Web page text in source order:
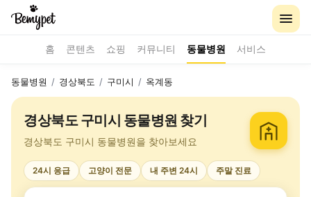
홈 콘텐츠 쇼핑 커뮤니티 동물병원 서비스
동물병원 / 경상북도 / 구미시 / 옥계동
경상북도 구미시 동물병원 찾기
경상북도 구미시 동물병원을 찾아보세요
24시 응급 고양이 전문 내 주변 24시 주말 진료